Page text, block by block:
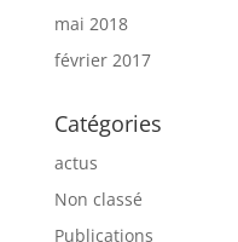
mai 2018
février 2017
Catégories
actus
Non classé
Publications